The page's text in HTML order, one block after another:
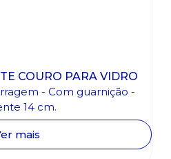
COURO PARA VIDRO
- Com guarnição -
14 cm.
mais